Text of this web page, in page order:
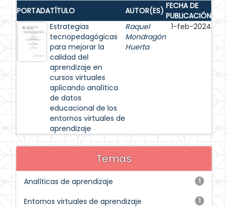
PORTADATÍTULO AUTOR(ES) FECHA DE
PUBLICACIÓN
Estrategias
tecnopedagógicas
para mejorar la
calidad del
aprendizaje en
cursos virtuales
aplicando analítica
de datos
educacional de los
entornos virtuales de
aprendizaje
Raquel
Mondragón
Huerta
1-feb-2024
Temas
1
Analíticas de aprendizaje
1
Entornos virtuales de aprendizaje